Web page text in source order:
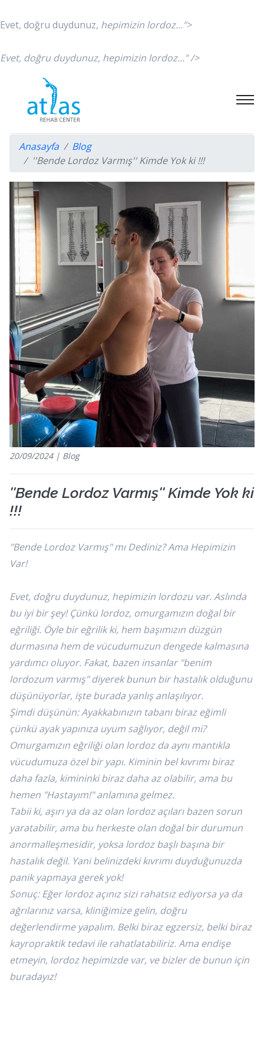
Evet, doğru duydunuz, hepimizin lordoz...">
Evet, doğru duydunuz, hepimizin lordoz..." />
Anasayfa
Blog
''Bende Lordoz Varmış'' Kimde Yok ki !!!
20/09/2024 | Blog
''Bende Lordoz Varmış'' Kimde Yok ki
!!!
"Bende Lordoz Varmış" mı Dediniz? Ama Hepimizin
Var!
Evet, doğru duydunuz, hepimizin lordozu var. Aslında
bu iyi bir şey! Çünkü lordoz, omurgamızın doğal bir
eğriliği. Öyle bir eğrilik ki, hem başımızın düzgün
durmasına hem de vücudumuzun dengede kalmasına
yardımcı oluyor. Fakat, bazen insanlar "benim
lordozum varmış" diyerek bunun bir hastalık olduğunu
düşünüyorlar, işte burada yanlış anlaşılıyor.
Şimdi düşünün: Ayakkabınızın tabanı biraz eğimli
çünkü ayak yapınıza uyum sağlıyor, değil mi?
Omurgamızın eğriliği olan lordoz da aynı mantıkla
vücudumuza özel bir yapı. Kiminin bel kıvrımı biraz
daha fazla, kimininki biraz daha az olabilir, ama bu
hemen "Hastayım!" anlamına gelmez.
Tabii ki, aşırı ya da az olan lordoz açıları bazen sorun
yaratabilir, ama bu herkeste olan doğal bir durumun
anormalleşmesidir, yoksa lordoz başlı başına bir
hastalık değil. Yani belinizdeki kıvrımı duyduğunuzda
panik yapmaya gerek yok!
Sonuç: Eğer lordoz açınız sizi rahatsız ediyorsa ya da
ağrılarınız varsa, kliniğimize gelin, doğru
değerlendirme yapalım. Belki biraz egzersiz, belki biraz
kayropraktik tedavi ile rahatlatabiliriz. Ama endişe
etmeyin, lordoz hepimizde var, ve bizler de bunun için
buradayız!